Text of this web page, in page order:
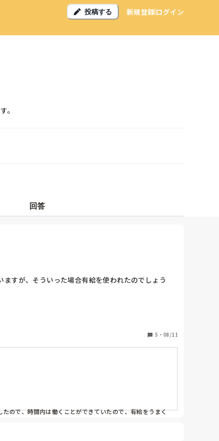
投稿する 新規登録ログイン
。
回答
すが、そういった場合有給を使われたのでしょう
5 ・ 08/11
ので、時間内は働くことができていたので、有給をうまく